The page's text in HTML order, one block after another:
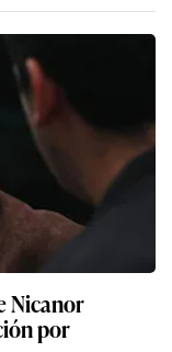
Nicanor
por